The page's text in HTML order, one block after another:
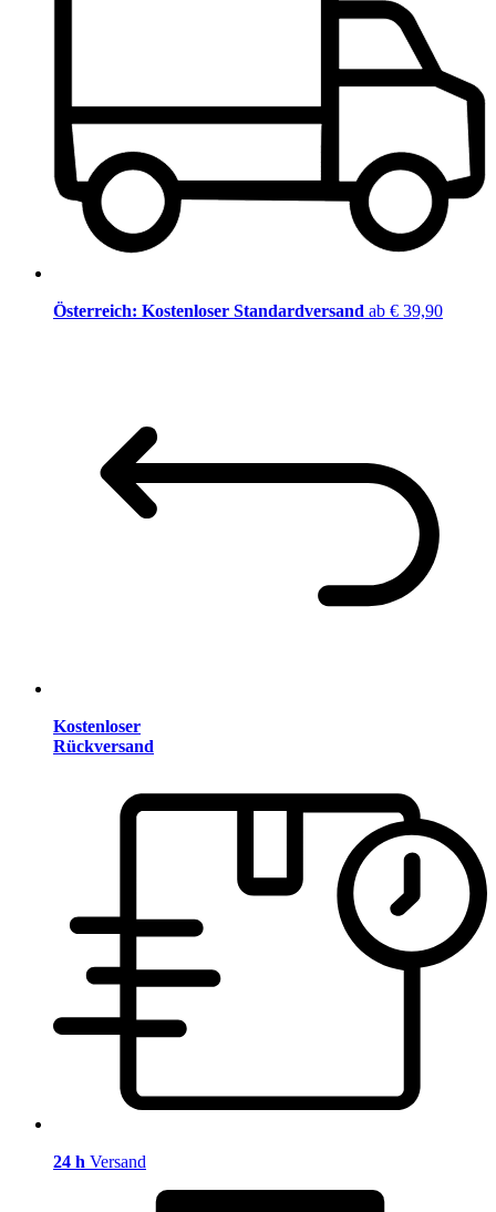
Österreich: Kostenloser Standardversand ab € 39,90
Kostenloser
Rückversand
24 h Versand